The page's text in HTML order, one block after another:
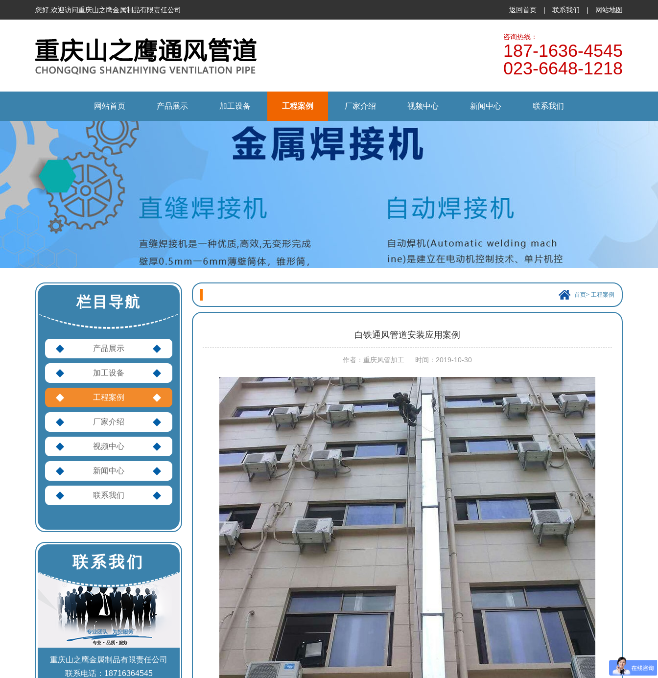
您好,欢迎访问重庆山之鹰金属制品有限责任公司 返回首页 | 联系我们 | 网站地图
咨询热线：
187-1636-4545
023-6648-1218
网站首页 产品展示 加工设备 工程案例 厂家介绍 视频中心 新闻中心 联系我们
栏目导航
产品展示
加工设备
工程案例
厂家介绍
视频中心
新闻中心
联系我们
联系我们
重庆山之鹰金属制品有限责任公司
联系电话：18716364545
首页> 工程案例
白铁通风管道安装应用案例
作者：重庆风管加工 时间：2019-10-30